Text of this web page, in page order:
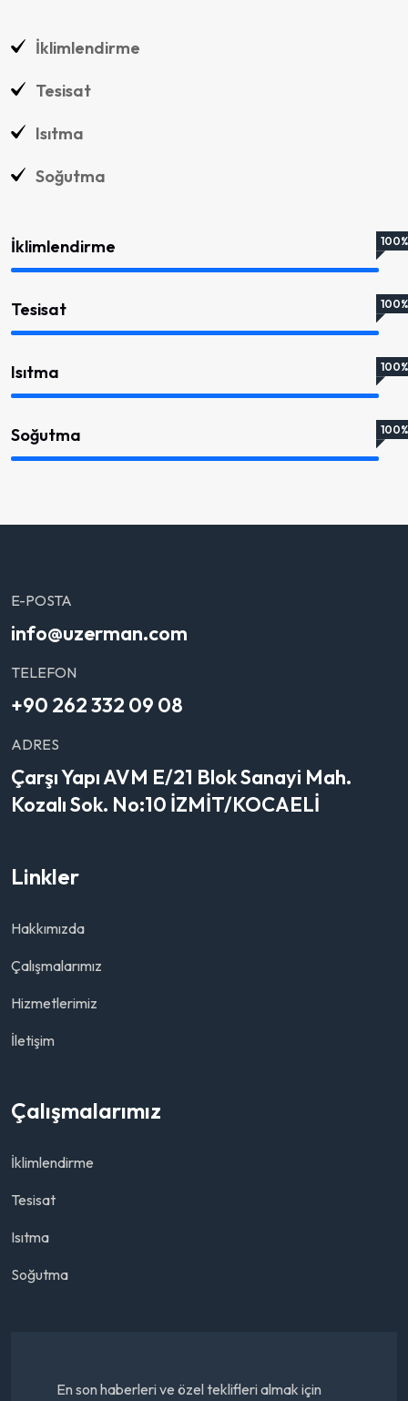
İklimlendirme
Tesisat
Isıtma
Soğutma
İklimlendirme 100%
Tesisat 100%
Isıtma 100%
Soğutma 100%
E-POSTA
info@uzerman.com
TELEFON
+90 262 332 09 08
ADRES
Çarşı Yapı AVM E/21 Blok Sanayi Mah.
Kozalı Sok. No:10 İZMİT/KOCAELİ
Linkler
Hakkımızda
Çalışmalarımız
Hizmetlerimiz
İletişim
Çalışmalarımız
İklimlendirme
Tesisat
Isıtma
Soğutma
En son haberleri ve özel teklifleri almak için